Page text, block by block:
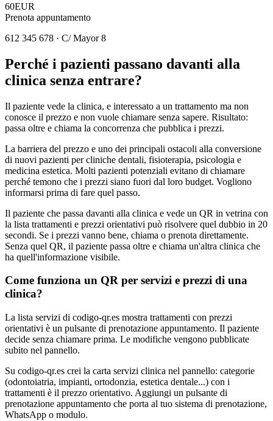
60EUR
Prenota appuntamento
612 345 678 · C/ Mayor 8
Perché i pazienti passano davanti alla
clinica senza entrare?
Il paziente vede la clinica, e interessato a un trattamento ma non
conosce il prezzo e non vuole chiamare senza sapere. Risultato:
passa oltre e chiama la concorrenza che pubblica i prezzi.
La barriera del prezzo e uno dei principali ostacoli alla conversione
di nuovi pazienti per cliniche dentali, fisioterapia, psicologia e
medicina estetica. Molti pazienti potenziali evitano di chiamare
perché temono che i prezzi siano fuori dal loro budget. Vogliono
informarsi prima di fare quel passo.
Il paziente che passa davanti alla clinica e vede un QR in vetrina con
la lista trattamenti e prezzi orientativi può risolvere quel dubbio in 20
secondi. Se i prezzi vanno bene, chiama o prenota direttamente.
Senza quel QR, il paziente passa oltre e chiama un'altra clinica che
ha quell'informazione visibile.
Come funziona un QR per servizi e prezzi di una
clinica?
La lista servizi di codigo-qr.es mostra trattamenti con prezzi
orientativi è un pulsante di prenotazione appuntamento. Il paziente
decide senza chiamare prima. Le modifiche vengono pubblicate
subito nel pannello.
Su codigo-qr.es crei la carta servizi clinica nel pannello: categorie
(odontoiatria, impianti, ortodonzia, estetica dentale...) con i
trattamenti è il prezzo orientativo. Aggiungi un pulsante di
prenotazione appuntamento che porta al tuo sistema di prenotazione,
WhatsApp o modulo.